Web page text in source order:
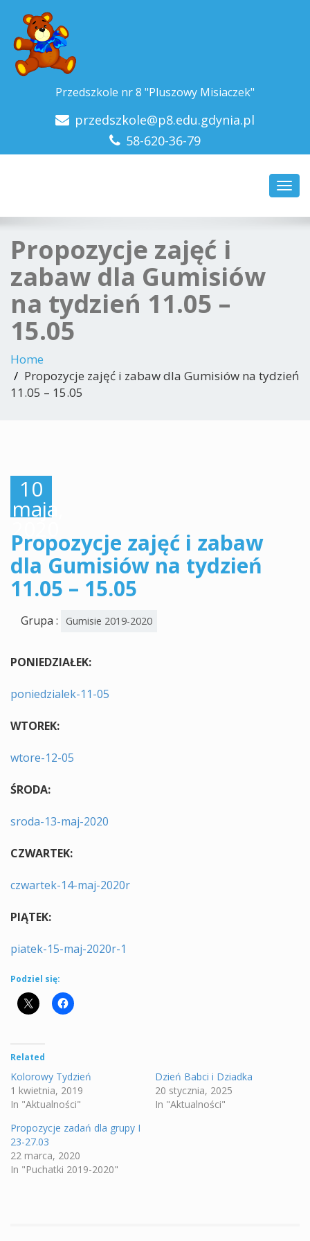
Przedszkole nr 8 "Pluszowy Misiaczek"
przedszkole@p8.edu.gdynia.pl
58-620-36-79
Propozycje zajęć i
zabaw dla Gumisiów
na tydzień 11.05 –
15.05
Home
Propozycje zajęć i zabaw dla Gumisiów na tydzień
11.05 – 15.05
10
maja,
2020
Propozycje zajęć i zabaw
dla Gumisiów na tydzień
11.05 – 15.05
Grupa : Gumisie 2019-2020
PONIEDZIAŁEK:
poniedzialek-11-05
WTOREK:
wtore-12-05
ŚRODA:
sroda-13-maj-2020
CZWARTEK:
czwartek-14-maj-2020r
PIĄTEK:
piatek-15-maj-2020r-1
Podziel się:
Related
Kolorowy Tydzień
1 kwietnia, 2019
In "Aktualności"
Dzień Babci i Dziadka
20 stycznia, 2025
In "Aktualności"
Propozycje zadań dla grupy I
23-27.03
22 marca, 2020
In "Puchatki 2019-2020"